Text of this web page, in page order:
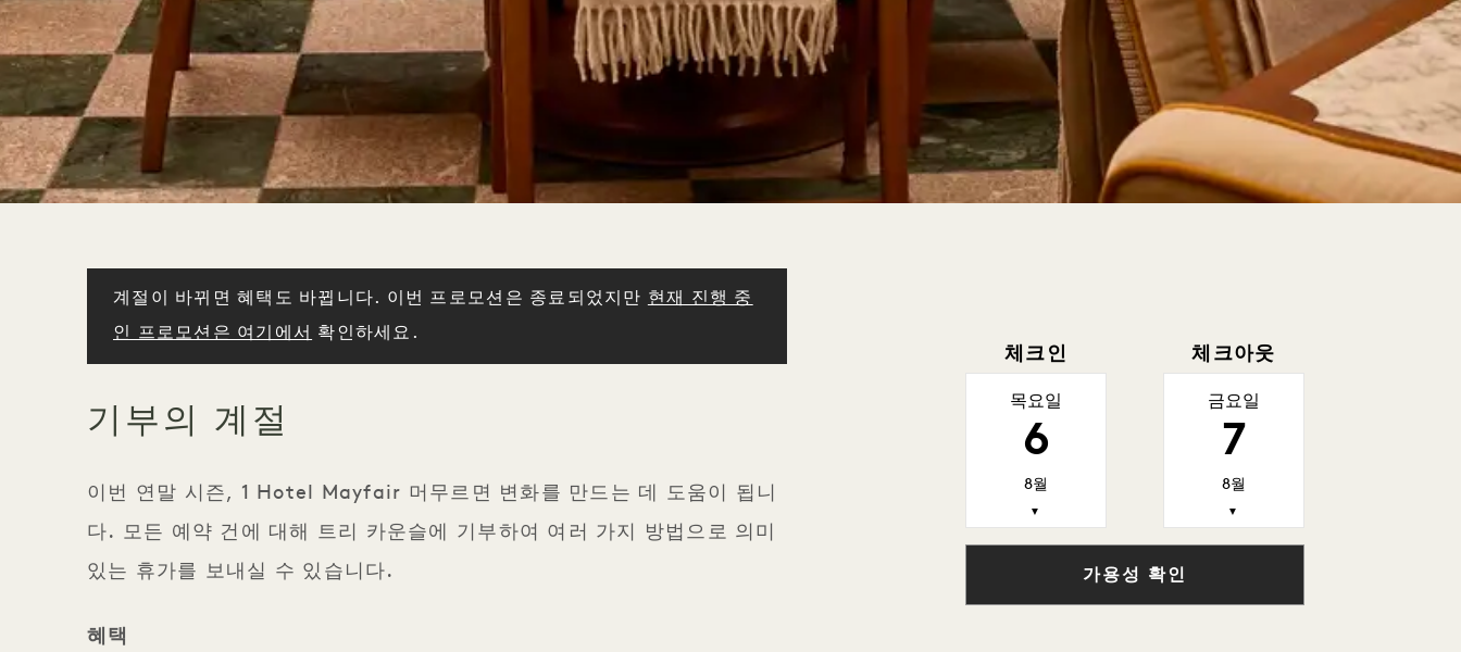
계절이 바뀌면 혜택도 바뀝니다. 이번 프로모션은 종료되었지만 현재 진행 중
인 프로모션은 여기에서
확인하세요.
기부의 계절
이번 연말 시즌, 1 Hotel Mayfair 머무르면 변화를 만드는 데 도움이 됩니
다. 모든 예약 건에 대해 트리 카운슬에 기부하여 여러 가지 방법으로 의미
있는 휴가를 보내실 수 있습니다.
혜택
체크인
목요일
6
8월
▼
체크아웃
금요일
7
8월
▼
가용성 확인